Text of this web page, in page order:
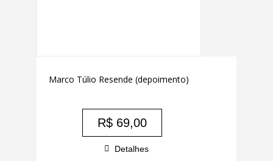
Marco Túlio Resende (depoimento)
R$69,00
Detalhes